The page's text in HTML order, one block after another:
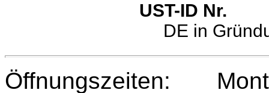
UST-ID Nr.
DE in
Öffnungszeiten: